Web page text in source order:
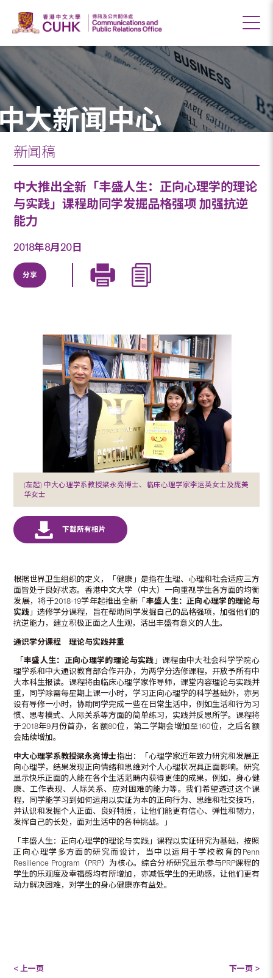
大新闻中心
新闻稿
中大推出全新「丰盛人生：正向心理学的理论
与实践」课程助同学发掘品格强项 加强抗逆
能力
2018年8月20日
分享
(左起) 中大心理学系教授梁永亮博士、临床心理学家李运英女士及庞美
华女士
根据世界卫生组织的定义，「健康」是指在生理、心理和社会适应三方
面皆处于良好状态。香港中文大学（中大）一向重视学生各方面的均衡
发展，将于2018-19学年起推出全新「丰盛人生 ： 正向心理学的理论与
实践 」选修学分课程，旨在帮助同学发掘自己的品格强项，加强他们的
抗逆能力，建立积极正面之人生观，活出丰盛有意义的人生。
通识学分课程 理论与实践并重
「丰盛人生： 正向心理学的理论与实践 」课程由中大社会科学学院心
理学系和中大通识教育部合作开办，为两学分选修课程，开放予所有中
大本科生报读。课程将由临床心理学家作导师，课堂内容理论与实践并
重，同学除需每星期上课一小时，学习正向心理学的科学基础外，亦另
设有导修一小时，协助同学完成一些在日常生活中，例如生活和行为习
惯、思考模式、人际关系等方面的简单练习，实践并反思所学。课程将
于2018年9月份首办，名额80位，第二学期会增加至160位，之后名额
会陆续增加。
中大心理学系教授梁永亮博士指出：「心理学家近年致力研究和发展正
向心理学，结果发现正向情绪和思维对个人心理状况具正面影响。研究
显示快乐正面的人能在各个生活范畴内获得更佳的成果，例如，身心健
康、工作表现、人际关系、应对困难的能力等。我们希望透过这个课
程，同学能学习到如何运用以实证为本的正向行为、思维和社交技巧，
并认识和发掘个人正面、良好特质，让他们能更有信心、弹性和韧力，
发挥自己的长处，面对生活中的各种挑战。」
「丰盛人生：正向心理学的理论与实践」课程以实证研究为基础，按照
正向心理学多方面的研究而设计，当中以运用于学校教育的Penn
Resilience Program（PRP）为核心。综合分析研究显示参与PRP课程的
学生的乐观度及幸福感均有所增加，亦减低学生的无助感，让他们更有
动力解决困难，对学生的身心健康亦有益处。
< 上一页 下一页 >